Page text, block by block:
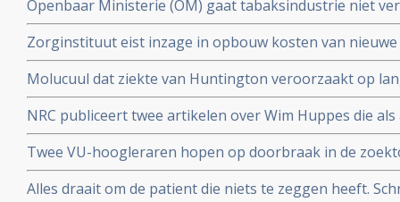
kinderen voor deelname aan studie
Openbaar Ministerie (OM) gaat tabaksindustrie niet
sickofsmoking - zeggen artikel 12 procedure te starten.
Zorginstituut eist inzage in opbouw kosten van
worden opgenomen in basisverzekering.
Molucuul dat ziekte van Huntington veroorzaakt op
korte termijn zonder gezonde cellen aan te tasten
NRC publiceert twee artikelen over Wim Huppes die
alternatieve genezer patienten blijft behandelen met
Twee VU-hoogleraren hopen op doorbraak in de
tegen depressie, adhd of autisme, aldus artikel in de
Alles draait om de patient die niets te zeggen heeft.